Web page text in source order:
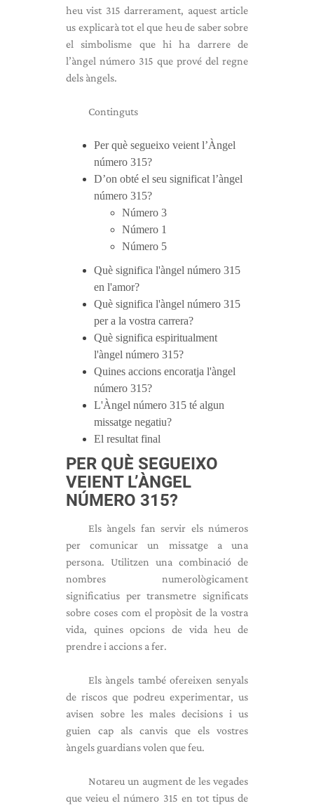
heu vist 315 darrerament, aquest article
us explicarà tot el que heu de saber sobre
el simbolisme que hi ha darrere de
l’àngel número 315 que prové del regne
dels àngels.
Continguts
Per què segueixo veient l’Àngel
número 315?
D’on obté el seu significat l’àngel
número 315?
Número 3
Número 1
Número 5
Què significa l'àngel número 315
en l'amor?
Què significa l'àngel número 315
per a la vostra carrera?
Què significa espiritualment
l'àngel número 315?
Quines accions encoratja l'àngel
número 315?
L'Àngel número 315 té algun
missatge negatiu?
El resultat final
PER QUÈ SEGUEIXO
VEIENT L’ÀNGEL
NÚMERO 315?
Els àngels fan servir els números
per comunicar un missatge a una
persona. Utilitzen una combinació de
nombres numerològicament
significatius per transmetre significats
sobre coses com el propòsit de la vostra
vida, quines opcions de vida heu de
prendre i accions a fer.
Els àngels també ofereixen senyals
de riscos que podreu experimentar, us
avisen sobre les males decisions i us
guien cap als canvis que els vostres
àngels guardians volen que feu.
Notareu un augment de les vegades
que veieu el número 315 en tot tipus de